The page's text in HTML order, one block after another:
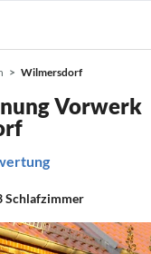
Wilmersdorf
Vorwerk
Schlafzimmer